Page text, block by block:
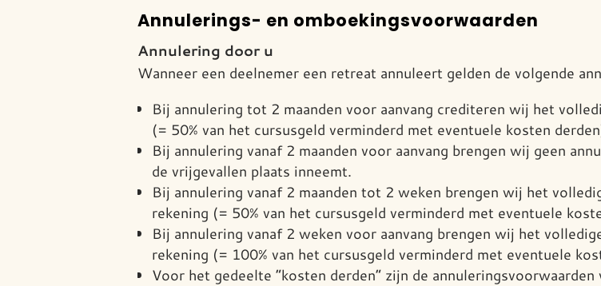
Annulerings- en omboekingsvoorwaarden
Annulering door u
Wanneer een deelnemer een retreat annuleert gelden de volgende
Bij annulering tot 2 maanden voor aanvang crediteren wij het
(= 50% van het cursusgeld verminderd met eventuele kosten
Bij annulering vanaf 2 maanden voor aanvang brengen wij geen
de vrijgevallen plaats inneemt.
Bij annulering vanaf 2 maanden tot 2 weken brengen wij het
rekening (= 50% van het cursusgeld verminderd met eventuele
Bij annulering vanaf 2 weken voor aanvang brengen wij het
rekening (= 100% van het cursusgeld verminderd met eventuele
Voor het gedeelte “kosten derden” zijn de